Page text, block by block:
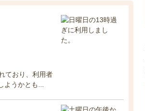
ており、利用者
うかとも...